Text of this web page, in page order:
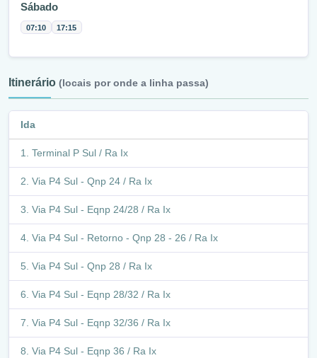
Sábado
07:10 17:15
Itinerário (locais por onde a linha passa)
Ida
Terminal P Sul / Ra Ix
Via P4 Sul - Qnp 24 / Ra Ix
Via P4 Sul - Eqnp 24/28 / Ra Ix
Via P4 Sul - Retorno - Qnp 28 - 26 / Ra Ix
Via P4 Sul - Qnp 28 / Ra Ix
Via P4 Sul - Eqnp 28/32 / Ra Ix
Via P4 Sul - Eqnp 32/36 / Ra Ix
Via P4 Sul - Eqnp 36 / Ra Ix